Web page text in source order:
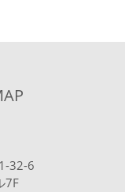
32-6
7F